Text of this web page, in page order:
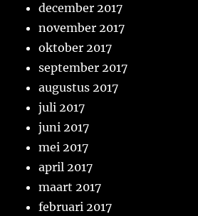
december 2017
november 2017
oktober 2017
september 2017
augustus 2017
juli 2017
juni 2017
mei 2017
april 2017
maart 2017
februari 2017